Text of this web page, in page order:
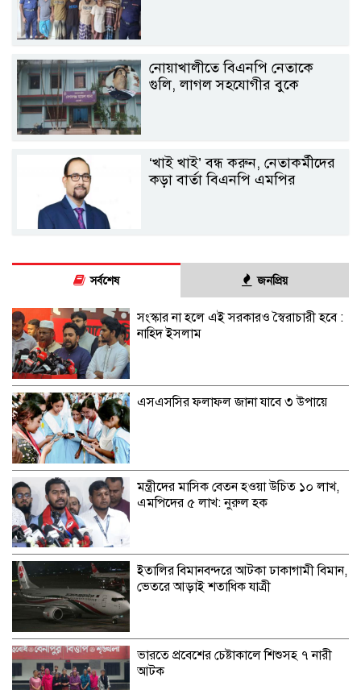
নোয়াখালীতে বিএনপি নেতাকে
গুলি, লাগল সহযোগীর বুকে
‘খাই খাই’ বন্ধ করুন, নেতাকর্মীদের
কড়া বার্তা বিএনপি এমপির
সর্বশেষ জনপ্রিয়
সংস্কার না হলে এই সরকারও স্বৈরাচারী হবে :
নাহিদ ইসলাম
এসএসসির ফলাফল জানা যাবে ৩ উপায়ে
মন্ত্রীদের মাসিক বেতন হওয়া উচিত ১০ লাখ,
এমপিদের ৫ লাখ: নুরুল হক
ইতালির বিমানবন্দরে আটকা ঢাকাগামী বিমান,
ভেতরে আড়াই শতাধিক যাত্রী
ভারতে প্রবেশের চেষ্টাকালে শিশুসহ ৭ নারী
আটক